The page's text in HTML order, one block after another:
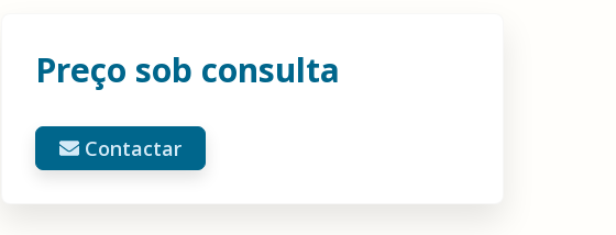
Preço sob consulta
Contactar